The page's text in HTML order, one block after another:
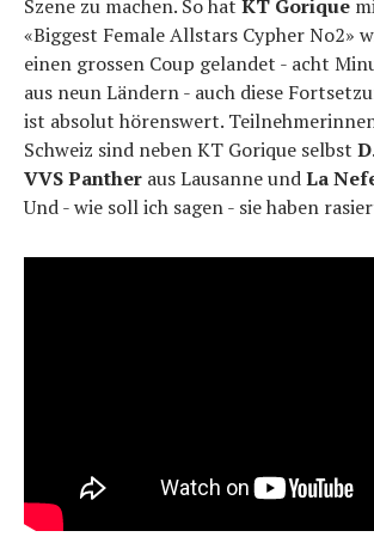
Szene zu machen. So hat KT Gorique
«Biggest Female Allstars Cypher No2»
einen grossen Coup gelandet - acht
aus neun Ländern - auch diese
ist absolut hörenswert.
Schweiz sind neben KT Gorique selbst
VVS Panther aus Lausanne undLa
Und - wie soll ich sagen - sie haben